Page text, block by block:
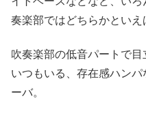
奏楽部ではどちらかといえ
吹奏楽部の低音パートで
いつもいる、存在感ハン
ーバ。